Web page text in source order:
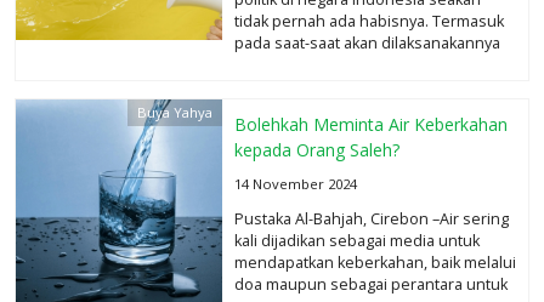
tidak pernah ada habisnya. Termasuk
pada saat-saat akan dilaksanakannya
Buya Yahya
Bolehkah Meminta Air Keberkahan
kepada Orang Saleh?
14 November 2024
Pustaka Al-Bahjah, Cirebon –Air sering
kali dijadikan sebagai media untuk
mendapatkan keberkahan, baik melalui
doa maupun sebagai perantara untuk